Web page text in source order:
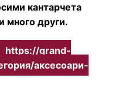
кантарчета
много други.
https://grand-
аксесоари-